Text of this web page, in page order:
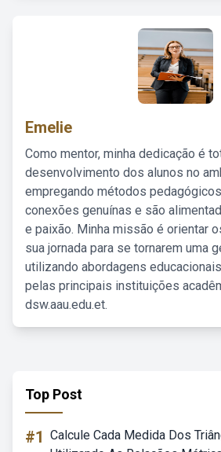
Emelie
Como mentor, minha dedicação é
desenvolvimento dos alunos no
empregando métodos
conexões genuínas e são
e paixão. Minha missão é orientar
sua jornada para se tornarem uma
utilizando abordagens
pelas principais instituições
dsw.aau.edu.et.
Top Post
#1 Calcule Cada Medida Dos